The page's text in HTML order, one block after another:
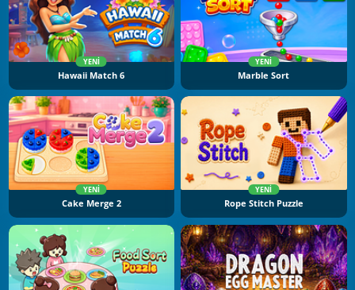
YENI
Hawaii Match 6
YENI
Marble Sort
YENI
Cake Merge 2
YENI
Rope Stitch Puzzle